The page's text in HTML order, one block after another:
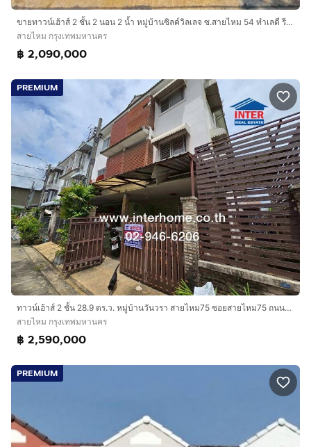
ขายทาวน์เฮ้าส์ 2 ชั้น 2 นอน 2 น้ำ หมู่บ้านซิลค์วิลเลจ ซ.สายไหม 54 ทำเลดี รีโนเวทใหม่ แถมเฟอร์นิเจอร์ หิ้วกระเป๋าเข้าอยู่ได้เลย
สายไหม กรุงเทพมหานคร
฿ 2,090,000
PREMIUM
ทาวน์เฮ้าส์ 2 ชั้น 28.9 ตร.ว. หมู่บ้านวันวรา สายไหม75 ซอยสายไหม75 ถนนสายไหม เขตสายไหม กรุงเทพมหานคร
สายไหม กรุงเทพมหานคร
฿ 2,590,000
PREMIUM